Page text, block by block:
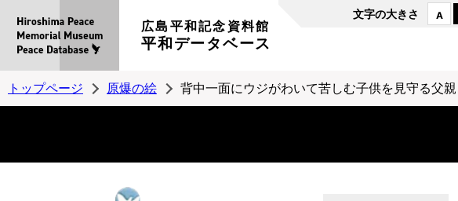
広島平和記念資料館
平和データベース
文字の大きさ A
トップページ 原爆の絵 背中一面にウジがわいて苦しむ子供を見守る父親